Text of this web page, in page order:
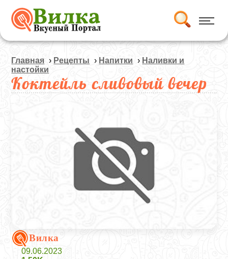
Главная › Рецепты › Напитки › Наливки и
настойки
Коктейль сливовый вечер
Вилка
09.06.2023